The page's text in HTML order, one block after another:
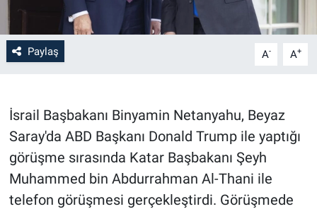
Paylaş A- A+
İsrail Başbakanı Binyamin Netanyahu, Beyaz
Saray'da ABD Başkanı Donald Trump ile yaptığı
görüşme sırasında Katar Başbakanı Şeyh
Muhammed bin Abdurrahman Al-Thani ile
telefon görüşmesi gerçekleştirdi. Görüşmede